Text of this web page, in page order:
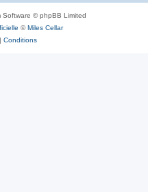
Software © phpBB Limited
©Miles Cellar
| Conditions